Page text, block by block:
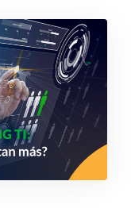
rubros de negocio lo
solicitan más?